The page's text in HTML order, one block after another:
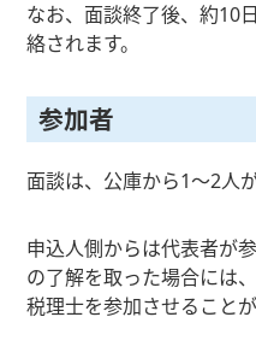
なお、面談終了後、約10
絡されます。
参加者
面談は、公庫から1～2人
申込人側からは代表者が
の了解を取った場合には
税理士を参加させることが